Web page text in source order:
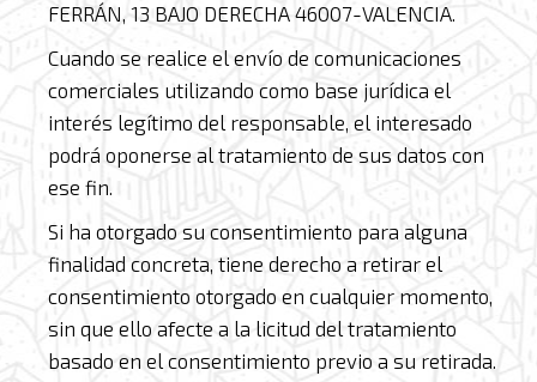
FERRÁN, 13 BAJO DERECHA 46007-VALENCIA.
Cuando se realice el envío de comunicaciones
comerciales utilizando como base jurídica el
interés legítimo del responsable, el interesado
podrá oponerse al tratamiento de sus datos con
ese fin.
Si ha otorgado su consentimiento para alguna
finalidad concreta, tiene derecho a retirar el
consentimiento otorgado en cualquier momento,
sin que ello afecte a la licitud del tratamiento
basado en el consentimiento previo a su retirada.